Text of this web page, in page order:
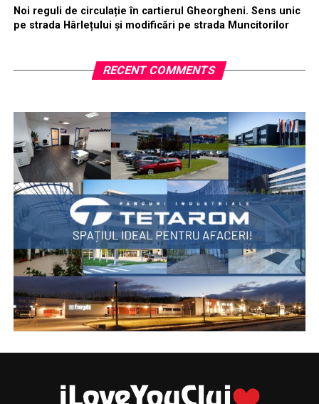
Noi reguli de circulație în cartierul Gheorgheni. Sens unic
pe strada Hârlețului și modificări pe strada Muncitorilor
RECENT COMMENTS